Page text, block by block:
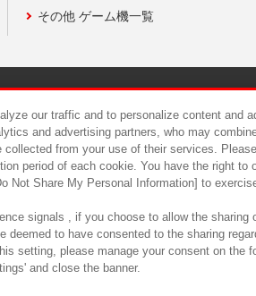
その他 ゲーム機一覧
品のご提供について カスタマーハラス
our traffic and to personalize content and
and advertising partners, who may
from your use of their services.
period of each cookie. You have the right to
Not Share My Personal Information] to
signals , if you choose to allow the sharing
deemed to have consented to the sharing
setting, please manage your consent on the
and close the banner.